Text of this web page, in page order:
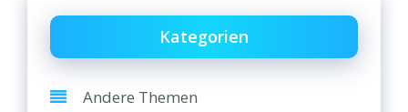
Kategorien
Andere Themen